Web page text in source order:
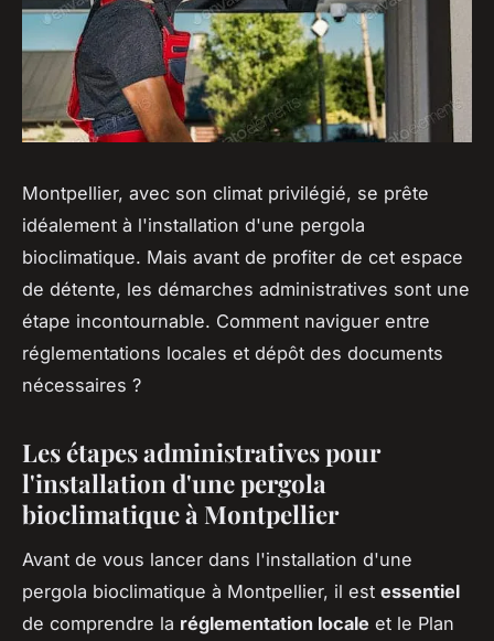
Montpellier, avec son climat privilégié, se prête
idéalement à l'installation d'une pergola
bioclimatique. Mais avant de profiter de cet espace
de détente, les démarches administratives sont une
étape incontournable. Comment naviguer entre
réglementations locales et dépôt des documents
nécessaires ?
Les étapes administratives pour
l'installation d'une pergola
bioclimatique à Montpellier
Avant de vous lancer dans l'installation d'une
pergola bioclimatique à Montpellier, il est essentiel
de comprendre la réglementation locale et le Plan